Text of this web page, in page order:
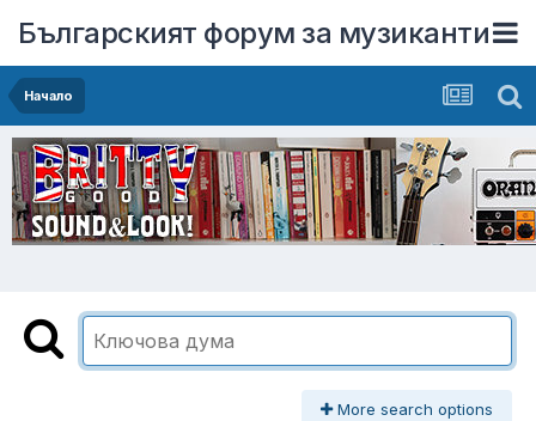
Българският форум за музиканти
Начало
More search options